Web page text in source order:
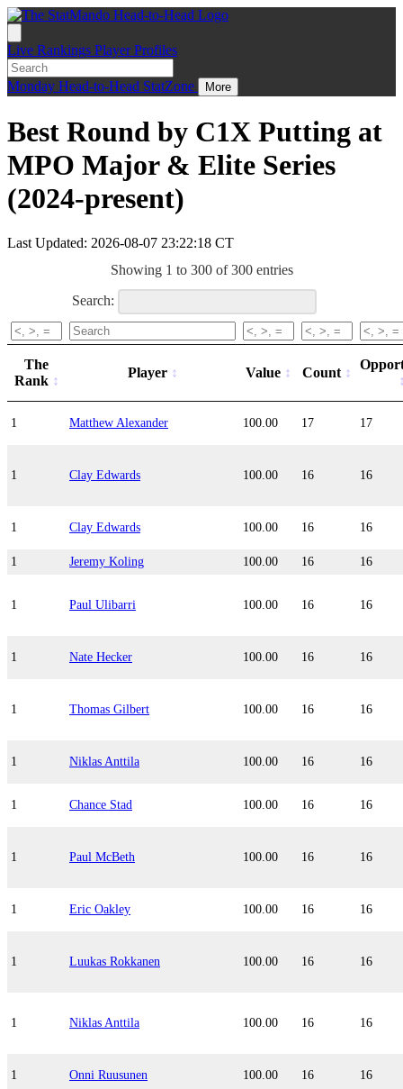
Live Rankings Player Profiles
Monday Head-to-Head StatZone More
Best Round by C1X Putting at
MPO Major & Elite Series
(2024-present)
Last Updated: 2026-08-07 23:22:18 CT
Showing 1 to 300 of 300 entries
Search:
The
Rank
Player Value Count
1 Matthew Alexander 100.00 17 17
1 Clay Edwards 100.00 16 16
1 Clay Edwards 100.00 16 16
1 Jeremy Koling 100.00 16 16
1 Paul Ulibarri 100.00 16 16
1 Nate Hecker 100.00 16 16
1 Thomas Gilbert 100.00 16 16
1 Niklas Anttila 100.00 16 16
1 Chance Stad 100.00 16 16
1 Paul McBeth 100.00 16 16
1 Eric Oakley 100.00 16 16
1 Luukas Rokkanen 100.00 16 16
1 Niklas Anttila 100.00 16 16
1 Onni Ruusunen 100.00 16 16